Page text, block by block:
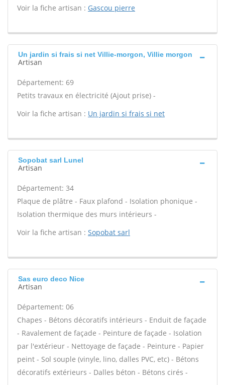
Voir la fiche artisan : Gascou pierre
Un jardin si frais si net Villie-morgon, Villie morgon
Artisan
Département: 69
Petits travaux en électricité (Ajout prise) -
Voir la fiche artisan : Un jardin si frais si net
Sopobat sarl Lunel
Artisan
Département: 34
Plaque de plâtre - Faux plafond - Isolation phonique -
Isolation thermique des murs intérieurs -
Voir la fiche artisan : Sopobat sarl
Sas euro deco Nice
Artisan
Département: 06
Chapes - Bétons décoratifs intérieurs - Enduit de façade
- Ravalement de façade - Peinture de façade - Isolation
par l'extérieur - Nettoyage de façade - Peinture - Papier
peint - Sol souple (vinyle, lino, dalles PVC, etc) - Bétons
décoratifs extérieurs - Dalles béton - Bétons cirés -